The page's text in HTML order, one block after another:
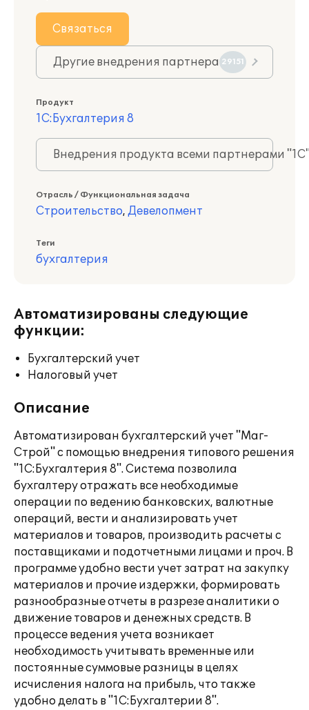
Связаться
Другие внедрения партнера 29151
Продукт
1С:Бухгалтерия 8
Внедрения продукта всеми партнерами
Отрасль / Функциональная задача
Строительство, Девелопмент
Теги
бухгалтерия
Автоматизированы следующие
функции:
Бухгалтерский учет
Налоговый учет
Описание
Автоматизирован бухгалтерский учет "Маг-
Строй" с помощью внедрения типового решения
"1С:Бухгалтерия 8". Система позволила
бухгалтеру отражать все необходимые
операции по ведению банковских, валютные
операций, вести и анализировать учет
материалов и товаров, производить расчеты с
поставщиками и подотчетными лицами и проч. В
программе удобно вести учет затрат на закупку
материалов и прочие издержки, формировать
разнообразные отчеты в разрезе аналитики о
движение товаров и денежных средств. В
процессе ведения учета возникает
необходимость учитывать временные или
постоянные суммовые разницы в целях
исчисления налога на прибыль, что также
удобно делать в "1С:Бухгалтерии 8".